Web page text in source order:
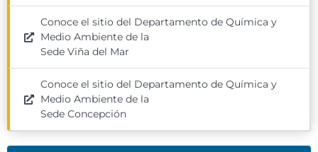
Conoce el sitio del Departamento de Química y
Medio Ambiente de la
Sede Viña del Mar
Conoce el sitio del Departamento de Química y
Medio Ambiente de la
Sede Concepción